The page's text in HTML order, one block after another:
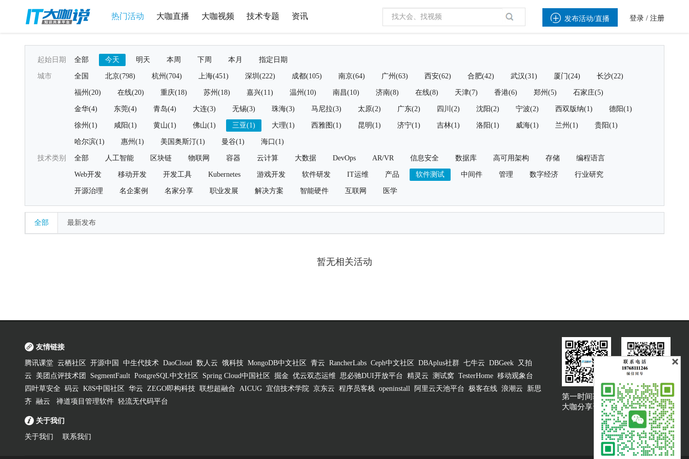
热门活动 大咖直播 大咖视频 技术专题 资讯  发布活动/直播 登录 / 注册
起始日期 全部 今天 明天 本周 下周 本月 指定日期
城市 全国 北京(798) 杭州(704) 上海(451) 深圳(222) 成都(105) 南京(64) 广州(63) 西安(62) 合肥(42) 武汉(31) 厦门(24) 长沙(22)
福州(20) 在线(20) 重庆(18) 苏州(18) 嘉兴(11) 温州(10) 南昌(10) 济南(8) 在线(8) 天津(7) 香港(6) 郑州(5) 石家庄(5)
金华(4) 东莞(4) 青岛(4) 大连(3) 无锡(3) 珠海(3) 马尼拉(3) 太原(2) 广东(2) 四川(2) 沈阳(2) 宁波(2) 西双版纳(1) 德阳(1)
徐州(1) 咸阳(1) 黄山(1) 佛山(1) 三亚(1) 大理(1) 西雅图(1) 昆明(1) 济宁(1) 吉林(1) 洛阳(1) 威海(1) 兰州(1) 贵阳(1)
哈尔滨(1) 惠州(1) 美国奥斯汀(1) 曼谷(1) 海口(1)
技术类别 全部 人工智能 区块链 物联网 容器 云计算 大数据 DevOps AR/VR 信息安全 数据库 高可用架构 存储 编程语言
Web开发 移动开发 开发工具 Kubernetes 游戏开发 软件研发 IT运维 产品 软件测试 中间件 管理 数字经济 行业研究
开源治理 名企案例 名家分享 职业发展 解决方案 智能硬件 互联网 医学
全部 最新发布
暂无相关活动
友情链接
腾讯课堂 云栖社区 开源中国 中生代技术 DaoCloud 数人云 饿科技 MongoDB中文社区 青云 RancherLabs Ceph中文社区 DBAplus社群 七牛云 DBGeek
又拍
云
美团点评技术团 SegmentFault PostgreSQL中文社区 Spring Cloud中国社区 掘金 优云双态运维 思必驰DUI开放平台 精灵云 测试窝 TesterHome 移动观象台
四叶草安全 码云 K8S中国社区 华云 ZEGO即构科技 联想超融合 AICUG 宜信技术学院 京东云 程序员客栈 openinstall 阿里云天池平台 极客在线 浪潮云
新思
齐 融云 禅道项目管理软件 轻流无代码平台
关于我们
关于我们 联系我们
第一时间获取
大咖分享资讯
大咖说吐槽客服